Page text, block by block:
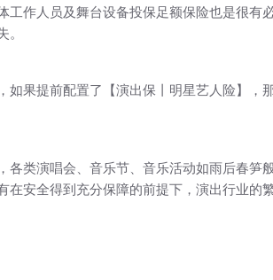
工作人员及舞台设备投保足额保险也是很有
如果提前配置了【演出保丨明星艺人险】，
各类演唱会、音乐节、音乐活动如雨后春笋
在安全得到充分保障的前提下，演出行业的